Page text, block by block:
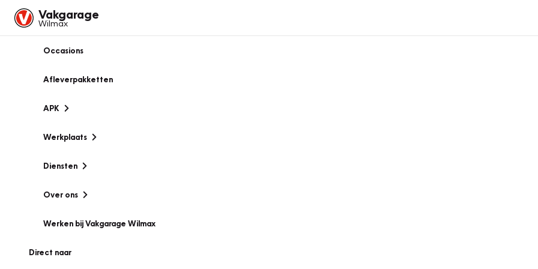
Vakgarage
Wilmax
Occasions
Afleverpakketten
APK
Werkplaats
Diensten
Over ons
Werken bij Vakgarage Wilmax
Direct naar